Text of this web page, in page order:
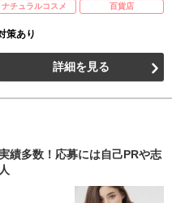
ナチュラルコスメ 百貨店
策あり
詳細を見る
績多数！応募には自己PRや志